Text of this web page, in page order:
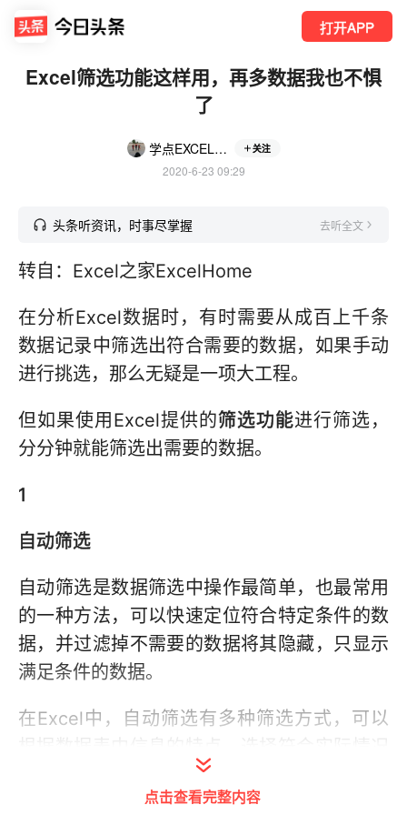
打开APP
Excel筛选功能这样用，再多数据我也不惧
了
学点EXCEL不加班 关注
2020-6-23 09:29
头条听资讯，时事尽掌握 去听全文
转自：Excel之家ExcelHome
在分析Excel数据时，有时需要从成百上千条
数据记录中筛选出符合需要的数据，如果手动
进行挑选，那么无疑是一项大工程。
但如果使用Excel提供的筛选功能进行筛选，
分分钟就能筛选出需要的数据。
1
自动筛选
自动筛选是数据筛选中操作最简单，也最常用
的一种方法，可以快速定位符合特定条件的数
据，并过滤掉不需要的数据将其隐藏，只显示
满足条件的数据。
在Excel中，自动筛选有多种筛选方式，可以
点击查看完整内容